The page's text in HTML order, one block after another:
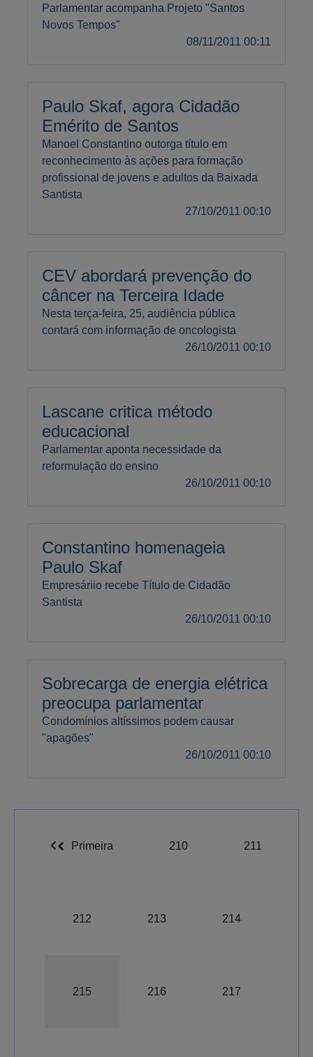
Parlamentar acompanha Projeto "Santos
Novos Tempos"
08/11/2011 00:11
Paulo Skaf, agora Cidadão
Emérito de Santos
Manoel Constantino outorga título em
reconhecimento às ações para formação
profissional de jovens e adultos da Baixada
Santista
27/10/2011 00:10
CEV abordará prevenção do
câncer na Terceira Idade
Nesta terça-feira, 25, audiência pública
contará com informação de oncologista
26/10/2011 00:10
Lascane critica método
educacional
Parlamentar aponta necessidade da
reformulação do ensino
26/10/2011 00:10
Constantino homenageia
Paulo Skaf
Empresáriio recebe Título de Cidadão
Santista
26/10/2011 00:10
Sobrecarga de energia elétrica
preocupa parlamentar
Condomínios altíssimos podem causar
"apagões"
26/10/2011 00:10
Primeira 210 211
212 213 214
215 216 217